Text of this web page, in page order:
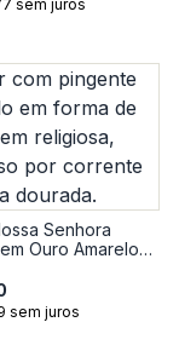
sem juros
Senhora
Ouro Amarelo
sem juros